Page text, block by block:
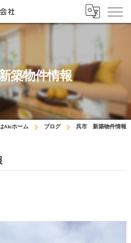
築物件情報
Akiホーム ブログ 呉市 新築物件情報